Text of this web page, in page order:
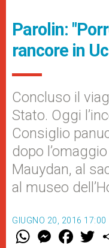
Parolin:
rancore in
Concluso il
Stato. Oggi
Consiglio
dopo
Mauydan, al
al museo
GIUGNO 20, 2016 17:00
W M
e
F
a w